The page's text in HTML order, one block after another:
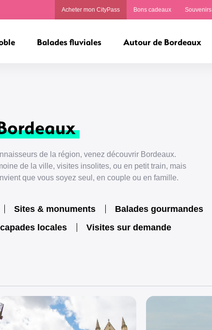
Acheter mon CityPass Bons cadeaux Souvenirs
Balades fluviales Autour de Bordeaux
de la région, venez découvrir Bordeaux.
de la ville, visites insolites, ou en petit train, mais
que vous soyez seul, en couple ou en famille.
Sites & monuments
Balades gourmandes
locales Visites sur demande